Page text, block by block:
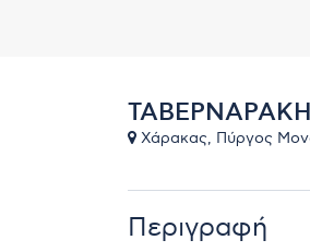
Χάρακας, Πύργος
Περιγραφή